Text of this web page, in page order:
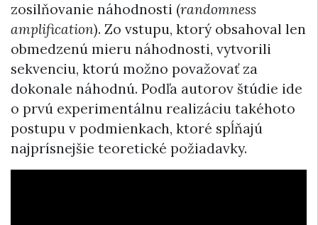
zosilňovanie náhodnosti (randomness
amplification). Zo vstupu, ktorý obsahoval len
obmedzenú mieru náhodnosti, vytvorili
sekvenciu, ktorú možno považovať za
dokonale náhodnú. Podľa autorov štúdie ide
o prvú experimentálnu realizáciu takéhoto
postupu v podmienkach, ktoré spĺňajú
najprísnejšie teoretické požiadavky.